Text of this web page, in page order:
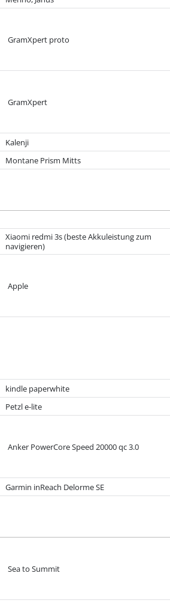
GramXpert proto
GramXpert
Kalenji
Montane Prism Mitts
Xiaomi redmi 3s (beste Akkuleistung zum
navigieren)
Apple
kindle paperwhite
Petzl e-lite
Anker PowerCore Speed 20000 qc 3.0
Garmin inReach Delorme SE
Sea to Summit